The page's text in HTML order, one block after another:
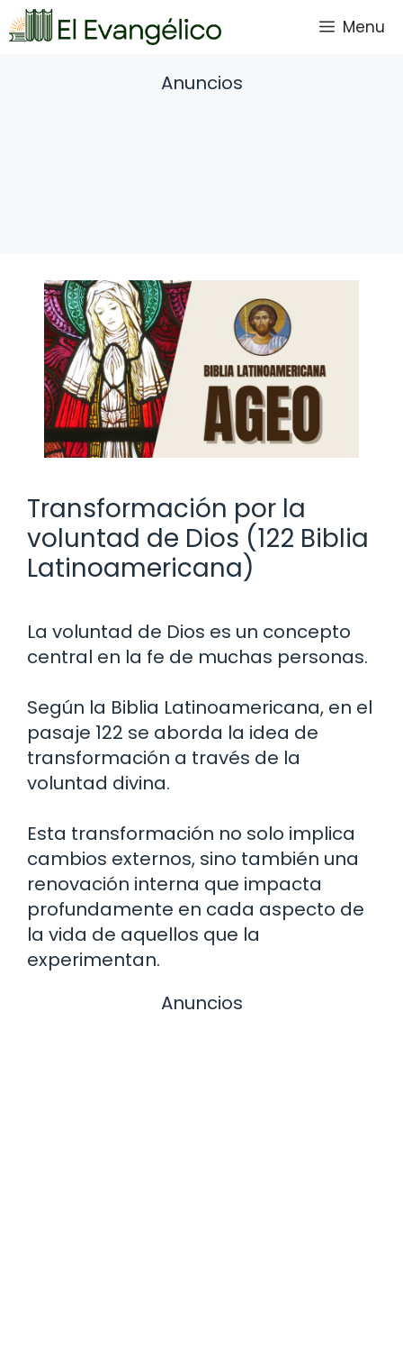
Saltar
al
Menu
Anuncios
Transformación por la
voluntad de Dios (122 Biblia
Latinoamericana)
La voluntad de Dios es un concepto
central en la fe de muchas personas.
Según la Biblia Latinoamericana, en el
pasaje 122 se aborda la idea de
transformación a través de la
voluntad divina.
Esta transformación no solo implica
cambios externos, sino también una
renovación interna que impacta
profundamente en cada aspecto de
la vida de aquellos que la
experimentan.
Anuncios